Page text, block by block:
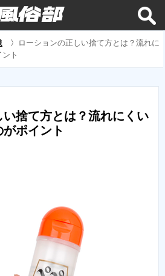
〉
ローションの正しい捨て方とは？流れに
ト
い捨て方とは？流れにくい
ポイント